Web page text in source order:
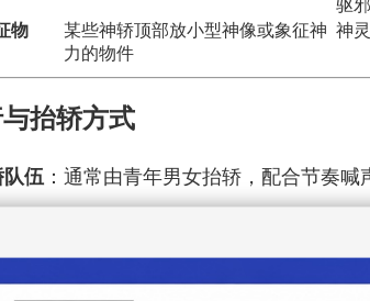
驱
物
某些神轿顶部放小型神像或象征神
力的物件
神
抬轿方式
队伍 ：通常由青年男女抬轿，配合节奏喊
讲究：
前后晃动、上下颤动象征